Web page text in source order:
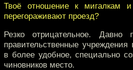
Твоё отношение к мигалкам и
перегораживают проезд?
Резко отрицательное. Давно
правительственные
в более удобное, специально
чиновников место.